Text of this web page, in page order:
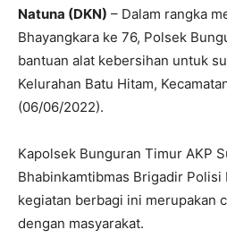
Natuna (DKN) – Dalam rangka
Bhayangkara ke 76, Polsek
bantuan alat kebersihan untuk
Kelurahan Batu Hitam,
(06/06/2022).
Kapolsek Bunguran Timur AKP
Bhabinkamtibmas Brigadir Polisi
kegiatan berbagi ini merupakan
dengan masyarakat.